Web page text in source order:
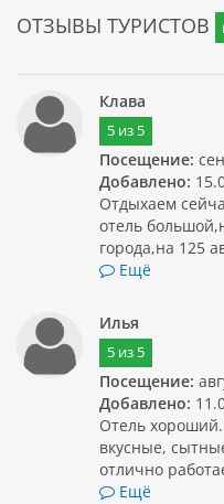
ОТЗЫВЫ ТУРИСТОВ
Клава
5из 5
Посещение:
Добавлено:
Отдыхаем
отель
города,на 125
Ещё
Илья
5из 5
Посещение:
Добавлено:
Отель хороший.
вкусные,
отлично
Ещё